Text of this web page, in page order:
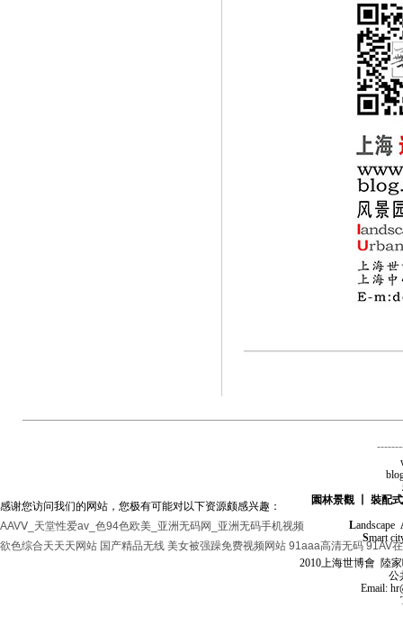
園林景觀 丨 裝配
Landscape
Smart
2010上海世博會 陸
公共
Email:
感谢您访问我们的网站，您极有可能对以下资源颇感兴趣：
AAVⅤ_天堂性爱av_色94色欧美_亚洲无码网_亚洲无码手机视频
欲色综合天天天网站 国产精品无线 美女被强躁免费视频网站 91aaa高清无码 91AV